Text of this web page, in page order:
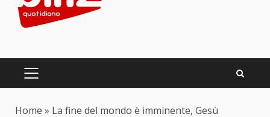
PRIMARY
Home » La fine del mondo è imminente, Gesù